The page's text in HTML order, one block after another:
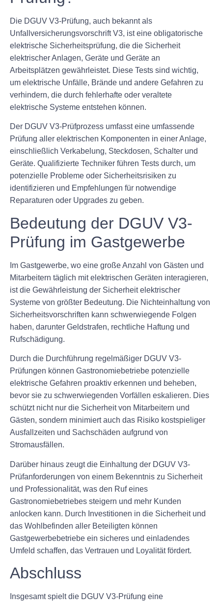
Die DGUV V3-Prüfung, auch bekannt als
Unfallversicherungsvorschrift V3, ist eine obligatorische
elektrische Sicherheitsprüfung, die die Sicherheit
elektrischer Anlagen, Geräte und Geräte an
Arbeitsplätzen gewährleistet. Diese Tests sind wichtig,
um elektrische Unfälle, Brände und andere Gefahren zu
verhindern, die durch fehlerhafte oder veraltete
elektrische Systeme entstehen können.
Der DGUV V3-Prüfprozess umfasst eine umfassende
Prüfung aller elektrischen Komponenten in einer Anlage,
einschließlich Verkabelung, Steckdosen, Schalter und
Geräte. Qualifizierte Techniker führen Tests durch, um
potenzielle Probleme oder Sicherheitsrisiken zu
identifizieren und Empfehlungen für notwendige
Reparaturen oder Upgrades zu geben.
Bedeutung der DGUV V3-
Prüfung im Gastgewerbe
Im Gastgewerbe, wo eine große Anzahl von Gästen und
Mitarbeitern täglich mit elektrischen Geräten interagieren,
ist die Gewährleistung der Sicherheit elektrischer
Systeme von größter Bedeutung. Die Nichteinhaltung von
Sicherheitsvorschriften kann schwerwiegende Folgen
haben, darunter Geldstrafen, rechtliche Haftung und
Rufschädigung.
Durch die Durchführung regelmäßiger DGUV V3-
Prüfungen können Gastronomiebetriebe potenzielle
elektrische Gefahren proaktiv erkennen und beheben,
bevor sie zu schwerwiegenden Vorfällen eskalieren. Dies
schützt nicht nur die Sicherheit von Mitarbeitern und
Gästen, sondern minimiert auch das Risiko kostspieliger
Ausfallzeiten und Sachschäden aufgrund von
Stromausfällen.
Darüber hinaus zeugt die Einhaltung der DGUV V3-
Prüfanforderungen von einem Bekenntnis zu Sicherheit
und Professionalität, was den Ruf eines
Gastronomiebetriebes steigern und mehr Kunden
anlocken kann. Durch Investitionen in die Sicherheit und
das Wohlbefinden aller Beteiligten können
Gastgewerbebetriebe ein sicheres und einladendes
Umfeld schaffen, das Vertrauen und Loyalität fördert.
Abschluss
Insgesamt spielt die DGUV V3-Prüfung eine